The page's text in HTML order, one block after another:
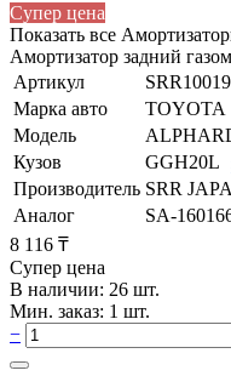
Супер цена
Показать все
Амортизатор задний
Артикул
Марка авто
TOYOTA
Модель
Кузов GGH20L
Производитель SRR
Аналог
SA-
8 116 ₸
Супер цена
В наличии: 26 шт.
Мин. заказ: 1 шт.
−